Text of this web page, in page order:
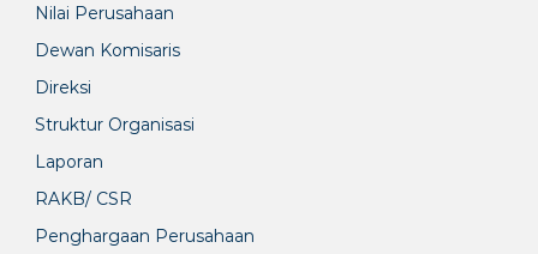
Nilai Perusahaan
Dewan Komisaris
Direksi
Struktur Organisasi
Laporan
RAKB/ CSR
Penghargaan Perusahaan